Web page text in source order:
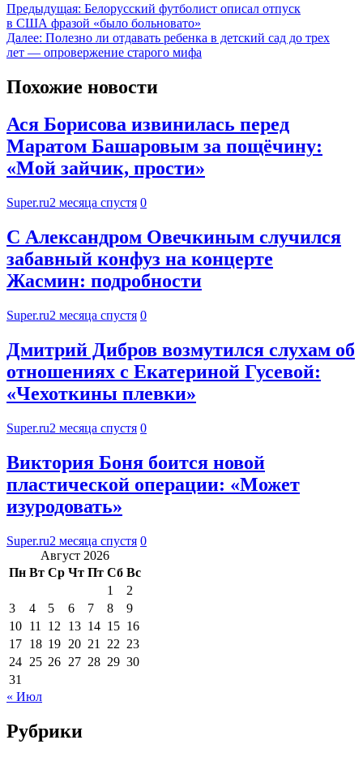
Предыдущая: Белорусский футболист описал отпуск
в США фразой «было больновато»
Далее: Полезно ли отдавать ребенка в детский сад до трех
лет — опровержение старого мифа
Похожие новости
Ася Борисова извинилась перед
Маратом Башаровым за пощёчину:
«Мой зайчик, прости»
Super.ru2 месяца спустя 0
С Александром Овечкиным случился
забавный конфуз на концерте
Жасмин: подробности
Super.ru2 месяца спустя 0
Дмитрий Дибров возмутился слухам об
отношениях с Екатериной Гусевой:
«Чехоткины плевки»
Super.ru2 месяца спустя 0
Виктория Боня боится новой
пластической операции: «Может
изуродовать»
Super.ru2 месяца спустя 0
Август 2026
Пн Вт Ср Чт Пт Сб Вс
1
2
3
4 5 6 7 8
9
10 11 12 13 14 15 16
17 18 19 20 21 22 23
24 25 26 27 28 29 30
31
« Июл
Рубрики